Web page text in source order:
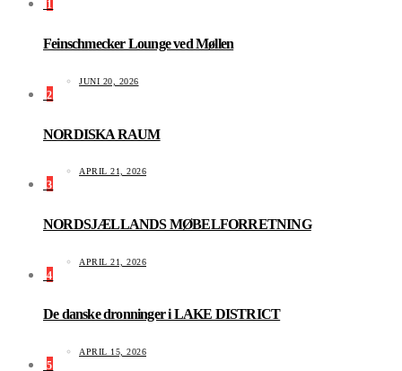
1
Feinschmecker Lounge ved Møllen
JUNI 20, 2026
2
NORDISKA RAUM
APRIL 21, 2026
3
NORDSJÆLLANDS MØBELFORRETNING
APRIL 21, 2026
4
De danske dronninger i LAKE DISTRICT
APRIL 15, 2026
5